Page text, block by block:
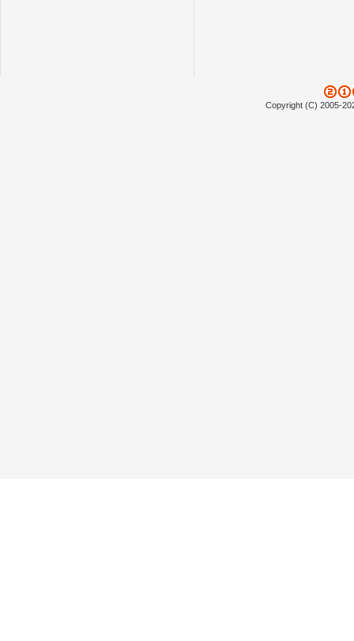
Copyright (C) 2005-